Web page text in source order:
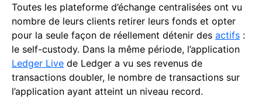
Toutes les plateforme d’échange centralisées ont vu
nombre de leurs clients retirer leurs fonds et opter
pour la seule façon de réellement détenir des actifs :
le self-custody. Dans la même période, l’application
Ledger Live de Ledger a vu ses revenus de
transactions doubler, le nombre de transactions sur
l’application ayant atteint un niveau record.